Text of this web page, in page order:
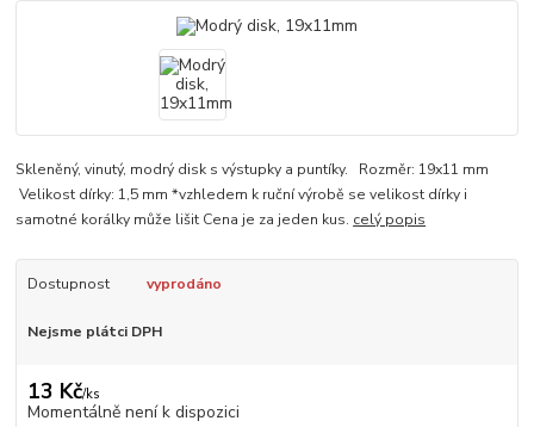
Skleněný, vinutý, modrý disk s výstupky a puntíky. Rozměr: 19x11 mm
Velikost dírky: 1,5 mm *vzhledem k ruční výrobě se velikost dírky i
samotné korálky může lišit Cena je za jeden kus. celý popis
Dostupnost vyprodáno
Nejsme plátci DPH
13 Kč/ks
Momentálně není k dispozici